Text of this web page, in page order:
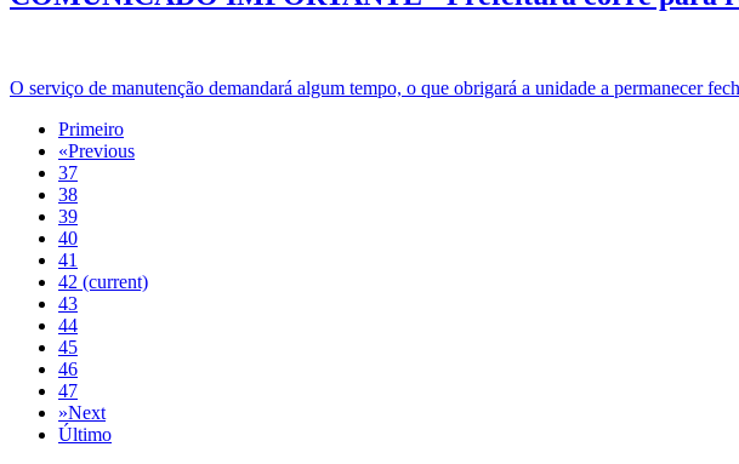
O serviço de manutenção demandará algum tempo, o que obrigará a unidade a permanecer
Primeiro
«Previous
37
38
39
40
41
42 (current)
43
44
45
46
47
»Next
Último